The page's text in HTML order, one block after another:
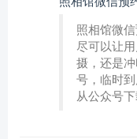
照相馆微
尽可以让
摄，还是
号，临时
从公众号